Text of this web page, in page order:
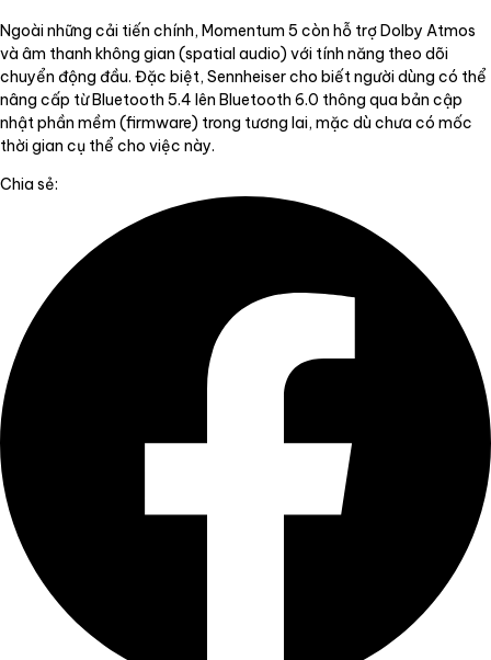
Ngoài những cải tiến chính, Momentum 5 còn hỗ trợ Dolby Atmos
và âm thanh không gian (spatial audio) với tính năng theo dõi
chuyển động đầu. Đặc biệt, Sennheiser cho biết người dùng có thể
nâng cấp từ Bluetooth 5.4 lên Bluetooth 6.0 thông qua bản cập
nhật phần mềm (firmware) trong tương lai, mặc dù chưa có mốc
thời gian cụ thể cho việc này.
Chia sẻ: